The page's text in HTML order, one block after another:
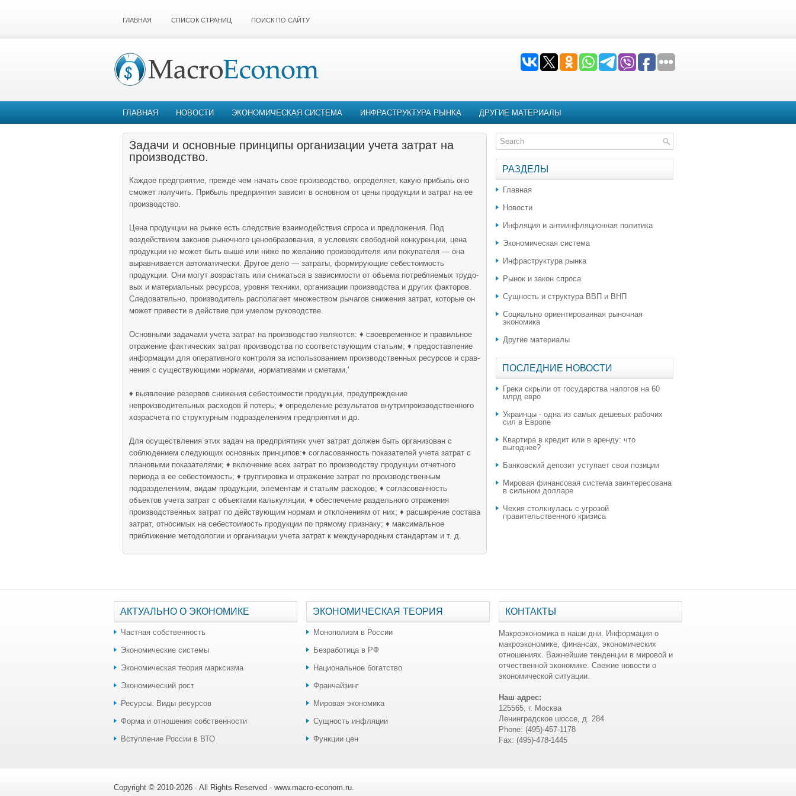
ГЛАВНАЯ СПИСОК СТРАНИЦ ПОИСК ПО САЙТУ
ГЛАВНАЯ НОВОСТИ ЭКОНОМИЧЕСКАЯ СИСТЕМА ИНФРАСТРУКТУРА РЫНКА ДРУГИЕ МАТЕРИАЛЫ
Задачи и основные принципы организации учета затрат на
производство.
Каждое предприятие, прежде чем начать свое произ­водство, определяет, какую прибыль оно
сможет получить. Прибыль предприятия зависит в основном от цены продук­ции и затрат на ее
производство.
Цена продукции на рынке есть следствие взаимодей­ствия спроса и предложения. Под
воздействием законов ры­ночного ценообразования, в условиях свободной конкурен­ции, цена
продукции не может быть выше или ниже по желанию производителя или покупателя — она
выравни­вается автоматически. Другое дело — затраты, формиру­ющие себестоимость
продукции. Они могут возрастать или снижаться в зависимости от объема потребляемых трудо­
вых и материальных ресурсов, уровня техники, организа­ции производства и других факторов.
Следовательно, про­изводитель располагает множеством рычагов снижения зат­рат, которые он
может привести в действие при умелом руководстве.
Основными задачами учета затрат на производство яв­ляются: ♦ своевременное и правильное
отражение фактичес­ких затрат производства по соответствующим статьям; ♦ предоставление
информации для оперативного кон­троля за использованием производственных ресурсов и срав­
нения с существующими нормами, нормативами и сметами,'
♦ выявление резервов снижения себестоимости про­дукции, предупреждение
непроизводительных расходов й потерь; ♦ определение результатов внутрипроизводственного
хозрасчета по структурным подразделениям предприятия и др.
Для осуществления этих задач на предприятиях учет затрат должен быть организован с
соблюдением следующих основных принципов:♦ согласованность показателей учета затрат с
плано­выми показателями; ♦ включение всех затрат по производству продукции отчетного
периода в ее себестоимость; ♦ группировка и отражение затрат по производствен­ным
подразделениям, видам продукции, элементам и ста­тьям расходов; ♦ согласованность
объектов учета затрат с объектами калькуляции; ♦ обеспечение раздельного отражения
производствен­ных затрат по действующим нормам и отклонениям от них; ♦ расширение состава
затрат, относимых на себестои­мость продукции по прямому признаку; ♦ максимальное
приближение методологии и органи­зации учета затрат к международным стандартам и т. д.
РАЗДЕЛЫ
Главная
Новости
Инфляция и антиинфляционная политика
Экономическая система
Инфраструктура рынка
Рынок и закон спроса
Сущность и структура ВВП и ВНП
Социально ориентированная рыночная
экономика
Другие материалы
ПОСЛЕДНИЕ НОВОСТИ
Греки скрыли от государства налогов на 60
млрд евро
Украинцы - одна из самых дешевых рабочих
сил в Европе
Квартира в кредит или в аренду: что
выгоднее?
​Банковский депозит уступает свои позиции
Мировая финансовая система заинтересована
в сильном долларе
Чехия столкнулась с угрозой
правительственного кризиса
АКТУАЛЬНО О ЭКОНОМИКЕ
Частная собственность
Экономические системы
Экономическая теория марксизма
Экономический рост
Ресурсы. Виды ресурсов
Форма и отношения собственности
Вступление России в ВТО
ЭКОНОМИЧЕСКАЯ ТЕОРИЯ
Монополизм в России
Безработица в РФ
Национальное богатство
Франчайзинг
Мировая экономика
Сущность инфляции
Функции цен
КОНТАКТЫ
Макроэкономика в наши дни. Информация о
макроэкономике, финансах, экономических
отношениях. Важнейшие тенденции в мировой и
отчественной экономике. Свежие новости о
экономической ситуации.
Наш адрес:
125565, г. Москва
Ленинградское шоссе, д. 284
Phone: (495)-457-1178
Fax: (495)-478-1445
Copyright © 2010-2026 - All Rights Reserved - www.macro-econom.ru.